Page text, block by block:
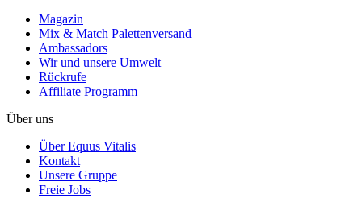
Magazin
Mix & Match Palettenversand
Ambassadors
Wir und unsere Umwelt
Rückrufe
Affiliate Programm
Über uns
Über Equus Vitalis
Kontakt
Unsere Gruppe
Freie Jobs